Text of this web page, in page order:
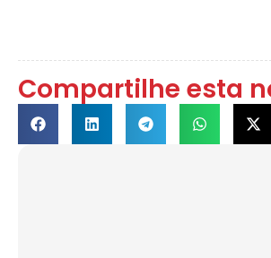
Compartilhe esta